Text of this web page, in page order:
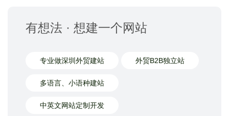
有想法 · 想建一个网站
专业做深圳外贸建站 外贸B2B独立站
多语言、小语种建站
中英文网站定制开发